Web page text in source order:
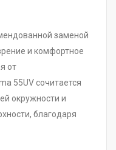
заменой
и комфортное
от
55UV сочитается
окружности и
благодаря